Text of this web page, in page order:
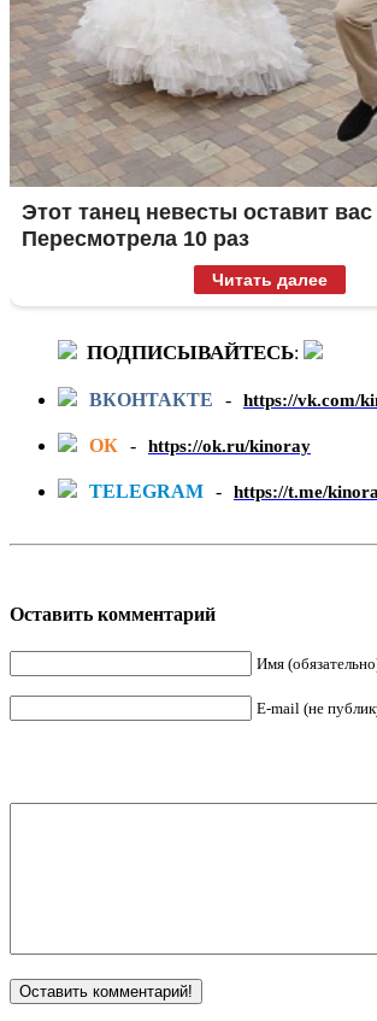
Этот танец невесты оставит
Пересмотрела 10 раз
Читать далее
ПОДПИСЫВАЙТЕСЬ:
ВКОНТАКТЕ - https://vk.com/
ОК - https://ok.ru/kinoray
TELEGRAM - https://t.me/
Оставить комментарий
Имя
E-mail (не